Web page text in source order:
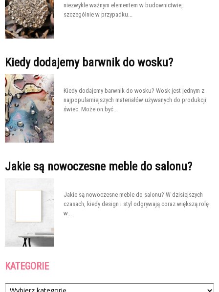
niezwykle ważnym elementem w budownictwie,
szczególnie w przypadku...
Kiedy dodajemy barwnik do wosku?
Kiedy dodajemy barwnik do wosku? Wosk jest jednym z
najpopularniejszych materiałów używanych do produkcji
świec. Może on być...
Jakie są nowoczesne meble do salonu?
Jakie są nowoczesne meble do salonu? W dzisiejszych
czasach, kiedy design i styl odgrywają coraz większą rolę
w...
KATEGORIE
Kategorie